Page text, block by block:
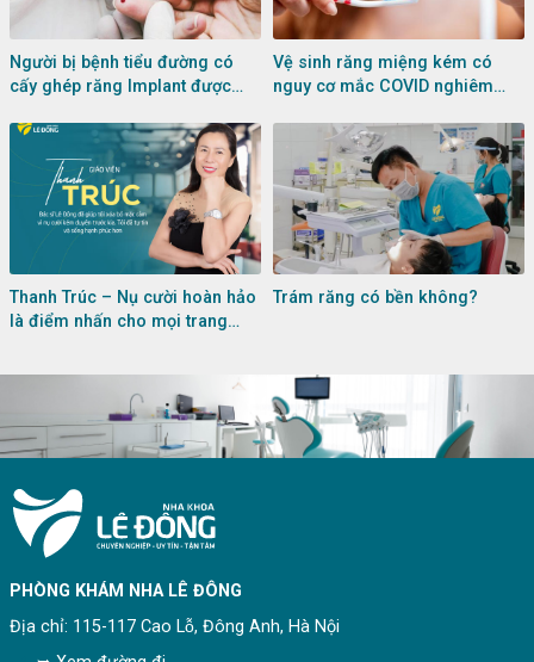
Người bị bệnh tiểu đường có
cấy ghép răng Implant được
Vệ sinh răng miệng kém có
nguy cơ mắc COVID nghiêm
Thanh Trúc – Nụ cười hoàn hảo
là điểm nhấn cho mọi trang
Trám răng có bền không?
PHÒNG KHÁM NHA LÊ ĐÔNG
Địa chỉ: 115-117 Cao Lỗ, Đông Anh, Hà Nội